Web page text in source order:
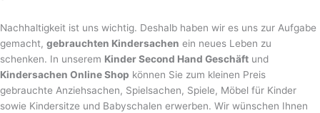
Nachhaltigkeit ist uns wichtig. Deshalb haben wir es uns zur Aufgabe
gemacht, gebrauchten Kindersachen ein neues Leben zu
schenken. In unserem Kinder Second Hand Geschäft und
Kindersachen Online Shop können Sie zum kleinen Preis
gebrauchte Anziehsachen, Spiel­sachen, Spiele, Möbel für Kinder
sowie Kindersitze und Babyschalen erwerben. Wir wünschen Ihnen